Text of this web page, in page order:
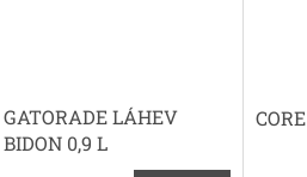
GATORADE LÁHEV
BIDON 0,9 L